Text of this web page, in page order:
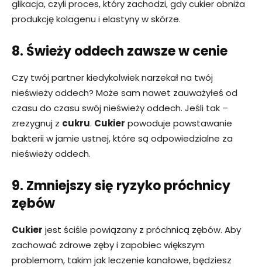
glikacja, czyli proces, który zachodzi, gdy cukier obniża
produkcję kolagenu i elastyny ​​w skórze.
8. Świeży oddech zawsze w cenie
Czy twój partner kiedykolwiek narzekał na twój
nieświeży oddech? Może sam nawet zauważyłeś od
czasu do czasu swój nieświeży oddech. Jeśli tak –
zrezygnuj z cukru. Cukier powoduje powstawanie
bakterii w jamie ustnej, które są odpowiedzialne za
nieświeży oddech.
9. Zmniejszy się ryzyko próchnicy
zębów
Cukier jest ściśle powiązany z próchnicą zębów. Aby
zachować zdrowe zęby i zapobiec większym
problemom, takim jak leczenie kanałowe, będziesz